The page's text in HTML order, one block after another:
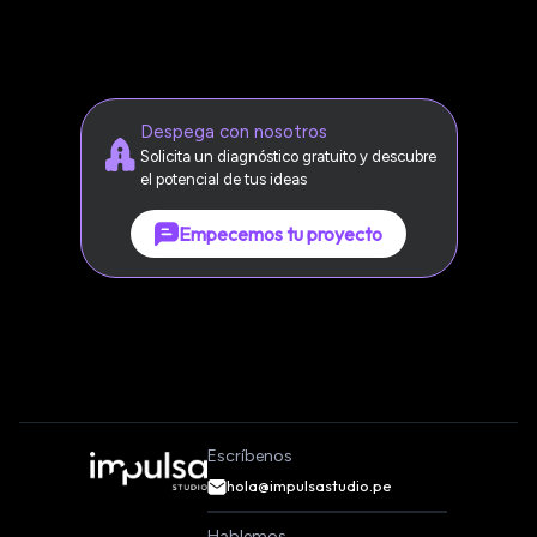
Despega con nosotros
Solicita un diagnóstico gratuito y descubre
el potencial de tus ideas
Empecemos tu proyecto
Escríbenos
hola@impulsastudio.pe